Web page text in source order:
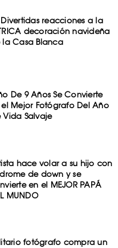
Divertidas reacciones a la
decoración navideña
la Casa Blanca
De 9 Años Se Convierte
el Mejor Fotógrafo Del Año
Vida Salvaje
hace volar a su hijo con
de down y se
en el MEJOR PAPÁ
MUNDO
fotógrafo compra un